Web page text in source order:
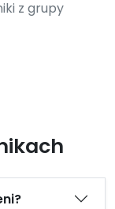
z grupy